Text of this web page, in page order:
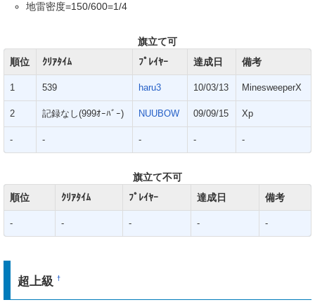
地雷密度=150/600=1/4
旗立て可
順位
ｸﾘｱﾀｲﾑ ﾌﾟﾚｲﾔｰ 達成日 備考
1 539 haru3 10/03/13 MinesweeperX
2 記録なし(999ｵｰﾊﾞｰ) NUUBOW 09/09/15 Xp
- - - - -
旗立て不可
順位
ｸﾘｱﾀｲﾑ ﾌﾟﾚｲﾔｰ 達成日 備考
- - - - -
超上級†